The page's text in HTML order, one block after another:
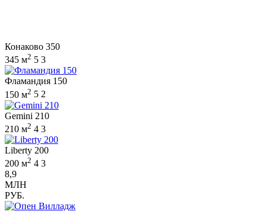
Конаково 350
345 м2 5 3
Фламандия 150
150 м2 5 2
Gemini 210
210 м2 4 3
Liberty 200
200 м2 4 3
8,9
МЛН
РУБ.